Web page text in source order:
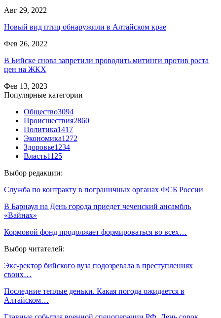
Авг 29, 2022
Новый вид птиц обнаружили в Алтайском крае
Фев 26, 2022
В Бийске снова запретили проводить митинги против роста
цен на ЖКХ
Фев 13, 2023
Популярные категории
Общество3094
Происшествия2860
Политика1417
Экономика1272
Здоровье1234
Власть1125
Выбор редакции:
Служба по контракту в пограничных органах ФСБ России
В Барнаул на День города приедет чеченский ансамбль
«Вайнах»
Кормовой фонд продолжает формироваться во всех…
Выбор читателей:
Экс-ректор бийского вуза подозревала в преступлениях
своих…
Последние теплые деньки. Какая погода ожидается в
Алтайском…